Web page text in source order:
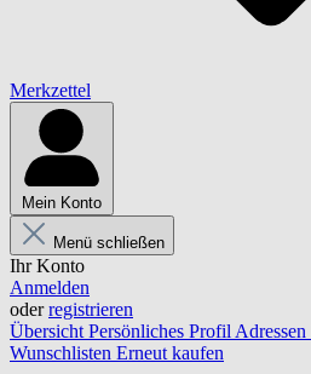
Merkzettel
Mein Konto
Menü schließen
Ihr Konto
Anmelden
oderregistrieren
Übersicht Persönliches Profil Adressen
Wunschlisten Erneut kaufen